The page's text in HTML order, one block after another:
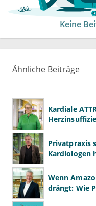
Keine
Ähnliche Beiträge
Kardiale
Privatpraxis
Kardiologen
entstehen
Wenn
drängt: Wie